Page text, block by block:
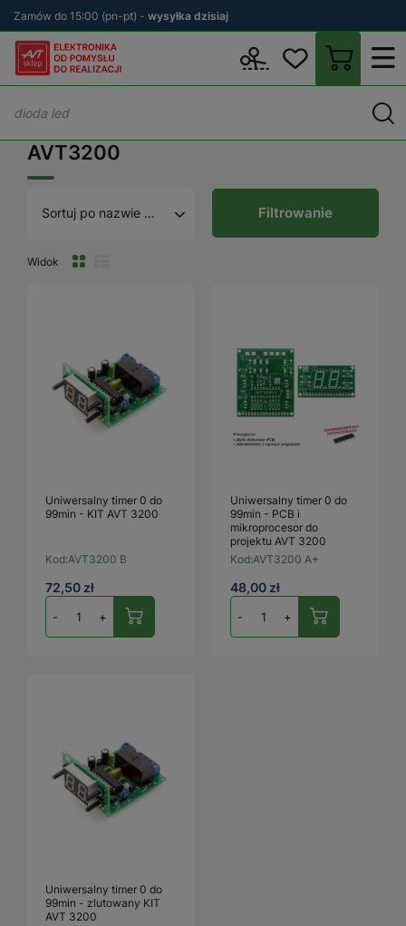
Zamów do 15:00 (pn-pt) - wysyłka dzisiaj
AVT3200
Sortuj po nazwie A - Z
Widok
Filtrowanie
Uniwersalny timer 0 do
99min - KIT AVT 3200
Kod:AVT3200 B
72,50 zł
- +
Uniwersalny timer 0 do
99min - PCB i
mikroprocesor do
projektu AVT 3200
Kod:AVT3200 A+
48,00 zł
- +
Uniwersalny timer 0 do
99min - zlutowany KIT
AVT 3200